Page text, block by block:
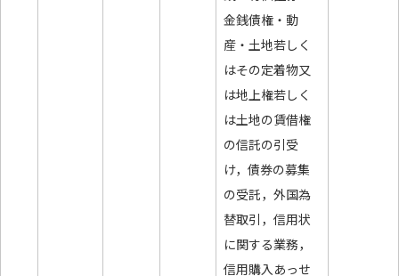
金銭債権・動
産・土地若しく
はその定着物又
は地上権若しく
は土地の賃借権
の信託の引受
け，債券の募集
の受託，外国為
替取引，信用状
に関する業務，
信用購入あっせ